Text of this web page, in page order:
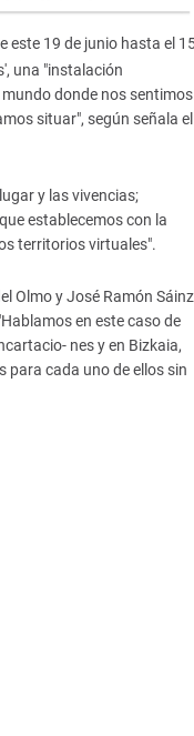
este 19 de junio hasta el
una "instalación
donde nos sentimos
situar", según señala el
y las vivencias;
establecemos con la
territorios virtuales".
Olmo y José Ramón Sáinz
en este caso de
nes y en Bizkaia,
para cada uno de ellos sin